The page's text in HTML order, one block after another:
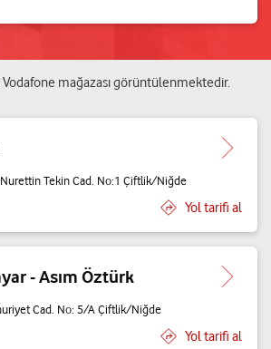
Vodafone mağazasıgörüntülenmektedir.
Nurettin Tekin Cad. No:1 Çiftlik/Niğde
Yol tarifi al
- Asım Öztürk
Cad. No: 5/A Çiftlik/Niğde
Yol tarifi al